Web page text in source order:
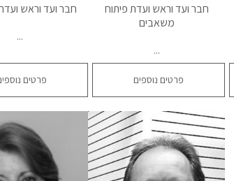
חבר ועד וראש ועדת פיתוח
משאבים
...
פרטים נוספים
חבר ועד וראש
...
פרטים